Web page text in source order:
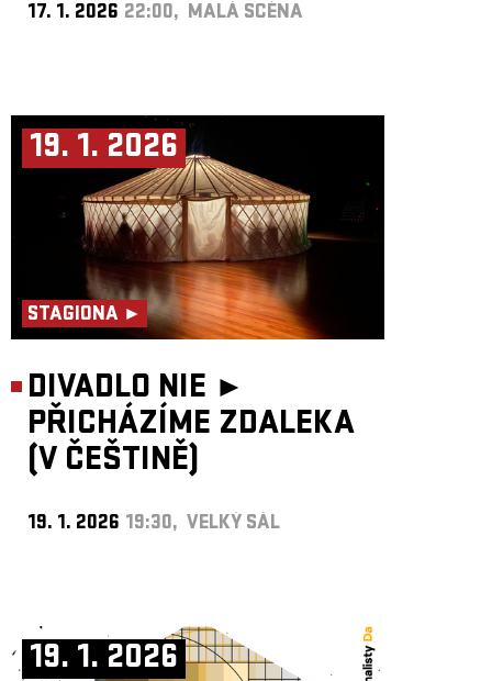
17. 1. 2026 22:00, MALÁ SCÉNA
19. 1. 2026
STAGIONA ►
DIVADLO NIE ►
PŘICHÁZÍME ZDALEKA
(V ČEŠTINĚ)
19. 1. 2026 19:30, VELKÝ SÁL
19. 1. 2026